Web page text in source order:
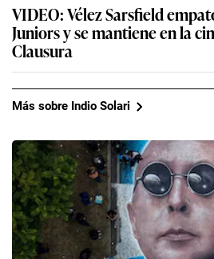
VIDEO: Vélez Sarsfield
Juniors y se mantiene en la
Clausura
Más sobre Indio Solari